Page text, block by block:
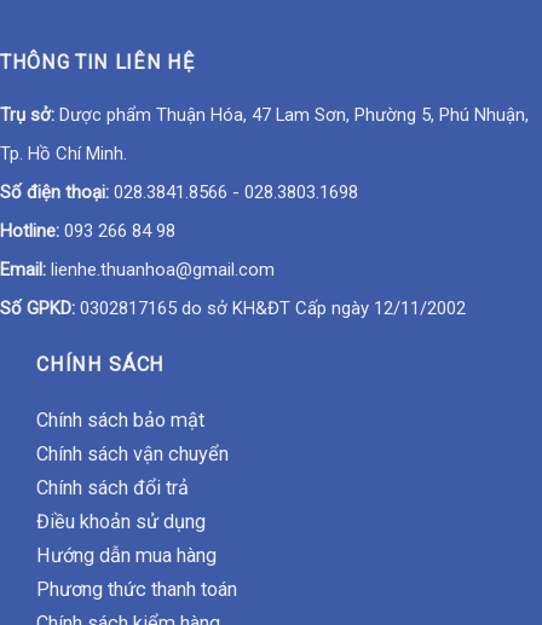
THÔNG TIN LIÊN HỆ
Trụ sở: Dược phẩm Thuận Hóa, 47 Lam Sơn, Phường 5, Phú Nhuận,
Tp. Hồ Chí Minh.
Số điện thoại: 028.3841.8566 - 028.3803.1698
Hotline: 093 266 84 98
Email: lienhe.thuanhoa@gmail.com
Số GPKD: 0302817165 do sở KH&ĐT Cấp ngày 12/11/2002
CHÍNH SÁCH
Chính sách bảo mật
Chính sách vận chuyển
Chính sách đổi trả
Điều khoản sử dụng
Hướng dẫn mua hàng
Phương thức thanh toán